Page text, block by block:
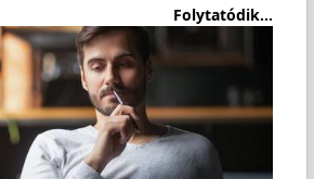
Folytatódik...